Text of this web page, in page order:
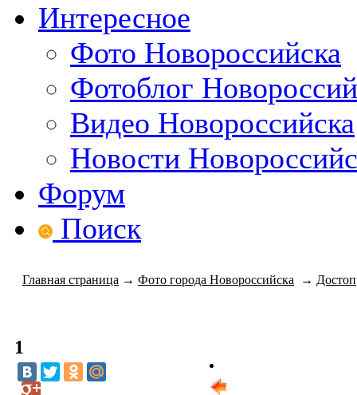
Интересное
Фото Новороссийска
Фотоблог
Видео Новороссийска
Новости
Форум
Поиск
Главная страница → Фото города Новороссийска →
1